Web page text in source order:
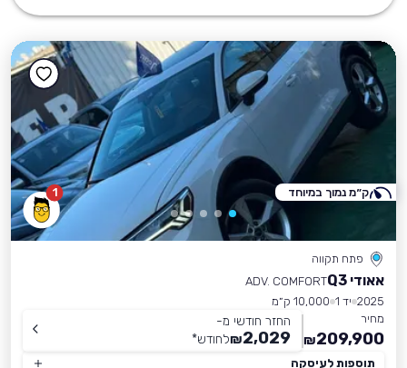
1
פתח תקווה
אאודי Q3
ADV. COMFORT
2025 יד 1
10,000 ק״מ
מחיר
209,900
₪
החזר חודשי מ-
2,029
₪לחודש*
תוספות לעיסקה
ק״מ נמוך במיוחד